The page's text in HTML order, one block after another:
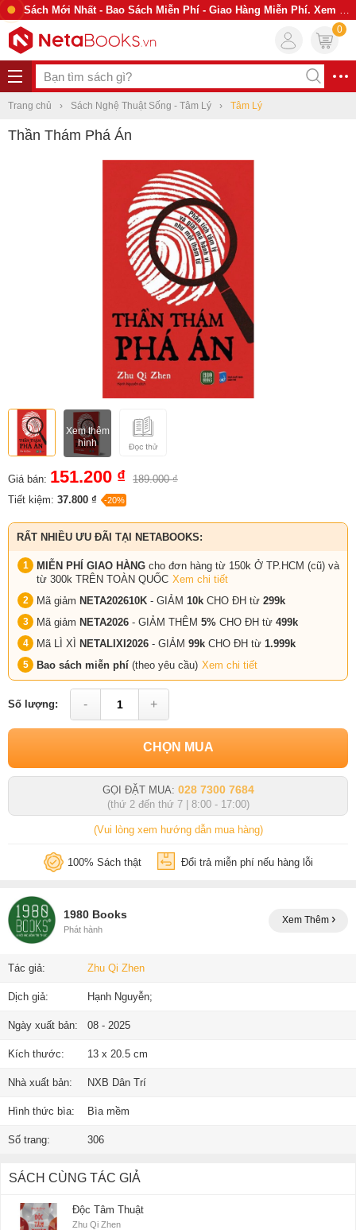
Sách Mới Nhất - Bao Sách Miễn Phí - Giao Hàng Miễn Phí. Xem Ngay
0
Trang chủ Sách Nghệ Thuật Sống - Tâm Lý Tâm Lý
Thần Thám Phá Án
Xem thêm
hình
Giá bán: 151.200 ₫ 189.000 ₫
Tiết kiệm: 37.800 ₫ -20%
RẤT NHIỀU ƯU ĐÃI TẠI NETABOOKS:
MIỄN PHÍ GIAO HÀNG cho đơn hàng từ 150k Ở TP.HCM (cũ) và
từ 300k TRÊN TOÀN QUỐC Xem chi tiết
Mã giảm NETA202610K - GIẢM 10k CHO ĐH từ 299k
Mã giảm NETA2026 - GIẢM THÊM 5% CHO ĐH từ 499k
Mã LÌ XÌ NETALIXI2026 - GIẢM 99k CHO ĐH từ 1.999k
Bao sách miễn phí (theo yêu cầu) Xem chi tiết
Số lượng: - +
CHỌN MUA
GỌI ĐẶT MUA: 028 7300 7684
(thứ 2 đến thứ 7 | 8:00 - 17:00)
(Vui lòng xem hướng dẫn mua hàng)
100% Sách thật Đổi trả miễn phí nếu hàng lỗi
1980 Books
Phát hành
Xem Thêm
Tác giả: Zhu Qi Zhen
Dịch giả: Hạnh Nguyễn;
Ngày xuất bản: 08 - 2025
Kích thước: 13 x 20.5 cm
Nhà xuất bản: NXB Dân Trí
Hình thức bìa: Bìa mềm
Số trang: 306
SÁCH CÙNG TÁC GIẢ
Độc Tâm Thuật
Zhu Qi Zhen